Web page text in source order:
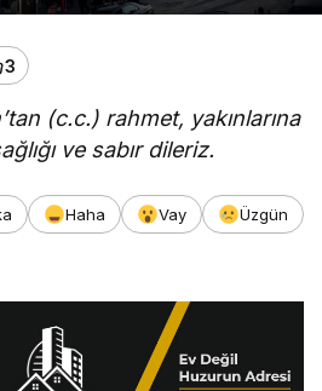
3
(c.c.) rahmet, yakınlarına
ve sabır dileriz.
Haha Vay
Üzgün